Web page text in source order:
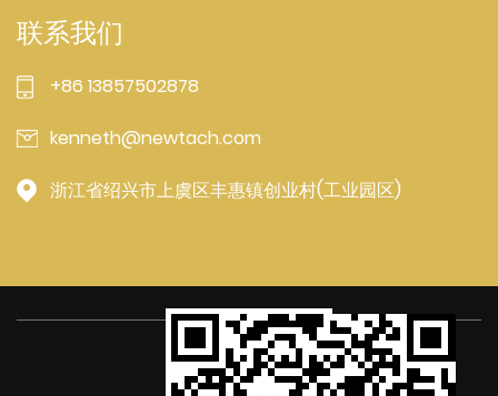
联系我们
+86 13857502878
kenneth@newtach.com
浙江省绍兴市上虞区丰惠镇创业村(工业园区)